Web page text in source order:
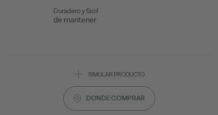
Duradero y fácil
de mantener
SIMULAR PRODUCTO
DONDE COMPRAR